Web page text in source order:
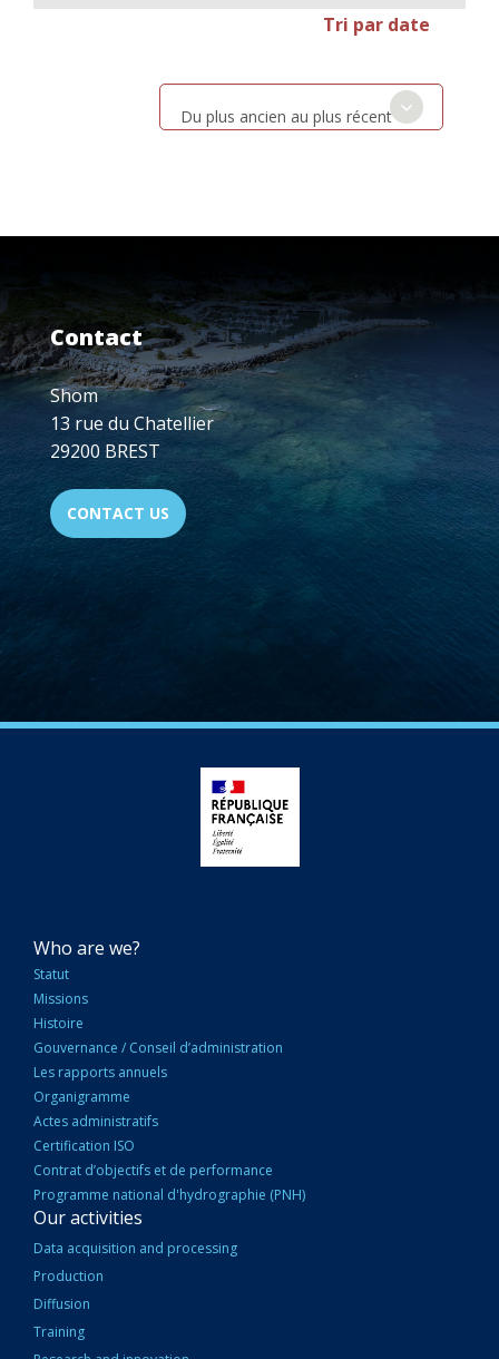
Tri par date
Du plus ancien au plus récent
Contact
Shom
13 rue du Chatellier
29200 BREST
CONTACT US
NAVIGATION
PRINCIPALE
Who are we?
Statut
Missions
Histoire
Gouvernance / Conseil d’administration
Les rapports annuels
Organigramme
Actes administratifs
Certification ISO
Contrat d’objectifs et de performance
Programme national d'hydrographie (PNH)
Our activities
Data acquisition and processing
Production
Diffusion
Training